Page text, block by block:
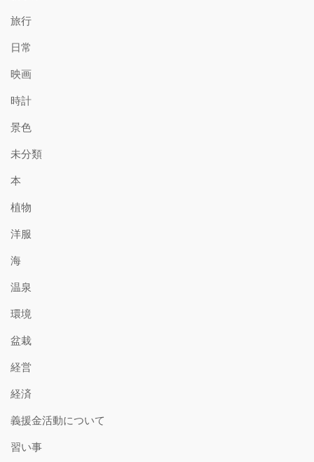
旅行
日常
映画
時計
景色
未分類
本
植物
洋服
海
温泉
環境
盆栽
経営
経済
義援金活動について
習い事